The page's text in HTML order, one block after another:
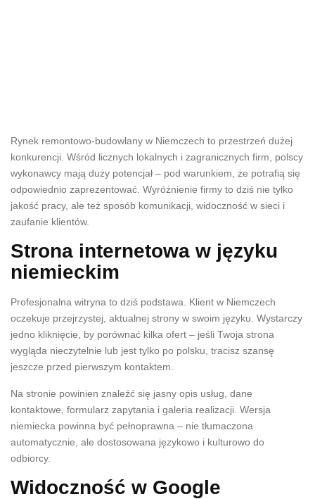
Rynek remontowo-budowlany w Niemczech to przestrzeń dużej
konkurencji. Wśród licznych lokalnych i zagranicznych firm, polscy
wykonawcy mają duży potencjał – pod warunkiem, że potrafią się
odpowiednio zaprezentować. Wyróżnienie firmy to dziś nie tylko
jakość pracy, ale też sposób komunikacji, widoczność w sieci i
zaufanie klientów.
Strona internetowa w języku
niemieckim
Profesjonalna witryna to dziś podstawa. Klient w Niemczech
oczekuje przejrzystej, aktualnej strony w swoim języku. Wystarczy
jedno kliknięcie, by porównać kilka ofert – jeśli Twoja strona
wygląda nieczytelnie lub jest tylko po polsku, tracisz szansę
jeszcze przed pierwszym kontaktem.
Na stronie powinien znaleźć się jasny opis usług, dane
kontaktowe, formularz zapytania i galeria realizacji. Wersja
niemiecka powinna być pełnoprawna – nie tłumaczona
automatycznie, ale dostosowana językowo i kulturowo do
odbiorcy.
Widoczność w Google